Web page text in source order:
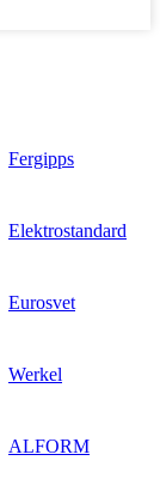
Fergipps
Elektrostandard
Eurosvet
Werkel
ALFORM